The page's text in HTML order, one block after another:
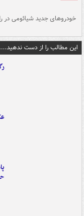
خودروهای جدید شیائومی در
این مطالب را از دست ندهید....